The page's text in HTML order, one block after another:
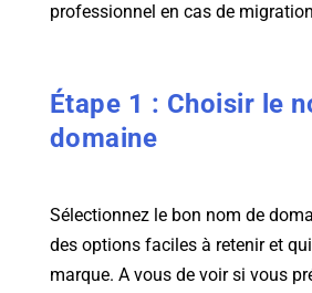
professionnel en cas de
Étape 1 : Choisir le
domaine
Sélectionnez le bon nom de
des options faciles à retenir et
marque. A vous de voir si vous